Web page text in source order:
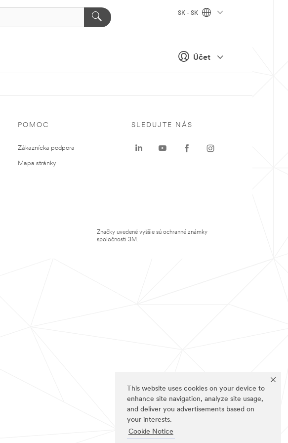
This website uses cookies on your device to
enhance site navigation, analyze site usage,
and deliver you advertisements based on
your interests.
Cookie Notice
Účet
SK - SK
POMOC
Zákaznícka podpora
Mapa stránky
SLEDUJTE NÁS
Značky uvedené vyššie sú ochranné známky
spoločnosti 3M.